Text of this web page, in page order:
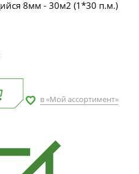
МЕГАСПАН ПФ самоклеющийся 8мм - 30м2 (1*30 п.м.)
в «Мой ассортимент»